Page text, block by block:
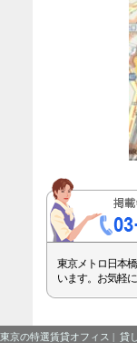
東京メトロ日本
います。お気軽
東京の特選賃貸オフィス | 貸